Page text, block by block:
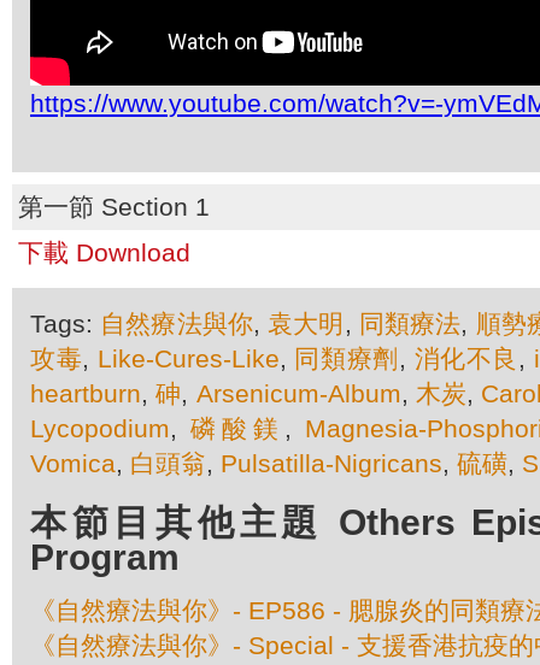
https://www.youtube.com/watch?v=-
第一節 Section 1
下載 Download
Tags: 自然療法與你,袁大明 , 同類療法, 順勢
攻毒, Like-Cures-Like, 同類療劑 , 消化不良 ,
heartburn,砷, Arsenicum-Album, 木炭,
Lycopodium, 磷酸鎂 , Magnesia-
Vomica, 白頭翁, Pulsatilla-Nigricans, 硫磺,
本節目其他主題 Others
Program
《自然療法與你》- EP586 - 腮腺炎的同類療
《自然療法與你》- Special - 支援香港抗疫